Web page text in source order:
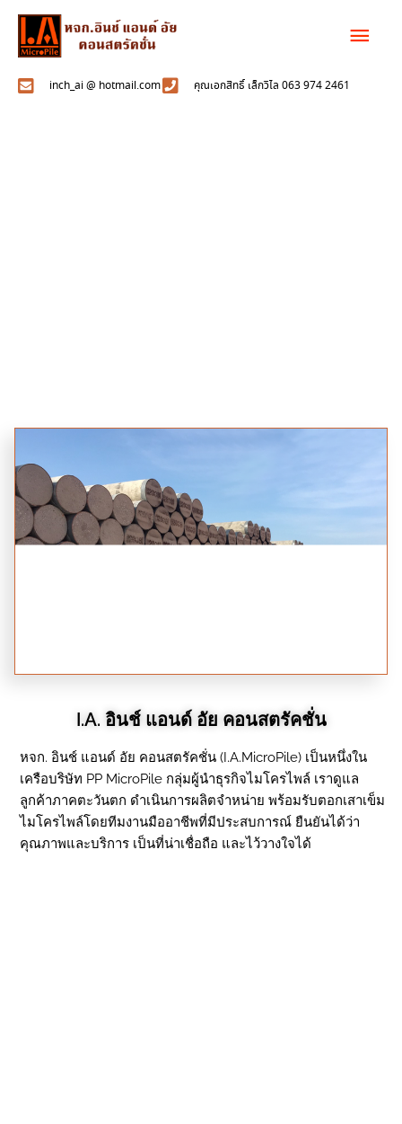
Skip
content
inch_ai @ hotmail.com คุณเอกสิทธิ์ เล็กวิไล 063 974 2461
I.A. อินช์ แอนด์ อัย คอนสตรัคชั่น
หจก. อินช์ แอนด์ อัย คอนสตรัคชั่น (I.A.MicroPile) เป็นหนึ่งใน
เครือบริษัท PP MicroPile กลุ่มผู้นำธุรกิจไมโครไพล์ เราดูแล
ลูกค้าภาคตะวันตก ดำเนินการผลิตจำหน่าย พร้อมรับตอกเสาเข็ม
ไมโครไพล์โดยทีมงานมืออาชีพที่มีประสบการณ์ ยืนยันได้ว่า
คุณภาพและบริการ เป็นที่น่าเชื่อถือ และไว้วางใจได้